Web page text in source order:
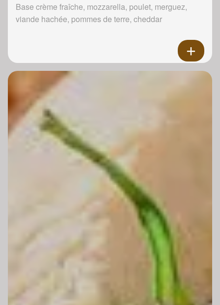
Base crème fraîche, mozzarella, poulet, merguez,
viande hachée, pommes de terre, cheddar